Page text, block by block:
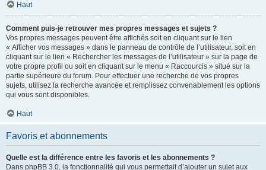
Haut
Comment puis-je retrouver mes propres messages et sujets ?
Vos propres messages peuvent être affichés soit en cliquant sur le lien
« Afficher vos messages » dans le panneau de contrôle de l’utilisateur, soit en
cliquant sur le lien « Rechercher les messages de l’utilisateur » sur la page de
votre propre profil ou soit en cliquant sur le menu « Raccourcis » situé sur la
partie supérieure du forum. Pour effectuer une recherche de vos propres
sujets, utilisez la recherche avancée et remplissez convenablement les options
qui vous sont disponibles.
Haut
Favoris et abonnements
Quelle est la différence entre les favoris et les abonnements ?
Dans phpBB 3.0, la fonctionnalité qui vous permettait d’ajouter un sujet aux